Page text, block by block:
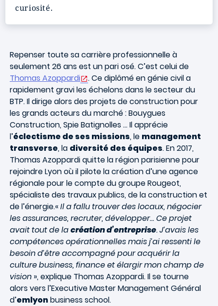
curiosité.
Repenser toute sa carrière professionnelle à
seulement 26 ans est un pari osé. C’est celui de
Thomas Azoppardi
. Ce diplômé en génie civil a
rapidement gravi les échelons dans le secteur du
BTP. Il dirige alors des projets de construction pour
les grands acteurs du marché : Bouygues
Construction, Spie Batignolles … Il apprécie
l’éclectisme de ses missions, le management
transverse, la diversité des équipes. En 2017,
Thomas Azoppardi quitte la région parisienne pour
rejoindre Lyon où il pilote la création d’une agence
régionale pour le compte du groupe Rougeot,
spécialiste des travaux publics, de la construction et
de l’énergie.«Il a fallu trouver des locaux, négocier
les assurances, recruter, développer… Ce projet
avait tout de lacréation d’entreprise. J’avais les
compétences opérationnelles mais j’ai ressenti le
besoin d’être accompagné pour acquérir la
culture business, finance et élargir mon champ de
vision », explique Thomas Azoppardi. Il se tourne
alors vers l’Executive Master Management Général
d’emlyonbusiness school.